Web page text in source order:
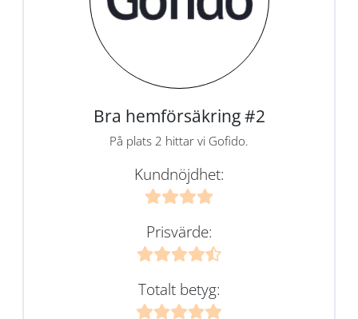
Bra hemförsäkring #2
På plats 2 hittar vi Gofido.
Kundnöjdhet:
Prisvärde:
Totalt betyg: